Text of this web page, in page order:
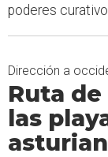
poderes
Dirección a
Ruta
las